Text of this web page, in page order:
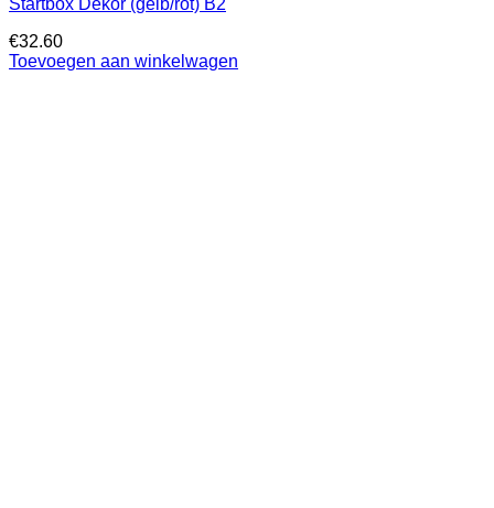
Startbox Dekor (gelb/rot) B2
€32.60
Toevoegen aan winkelwagen